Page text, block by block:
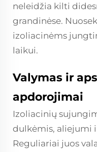
neleidžia kilti
grandinėse.
izoliacinėms
laikui.
Valymas ir
apdorojimai
Izoliacinių
dulkėmis, aliejumi
Reguliariai juos